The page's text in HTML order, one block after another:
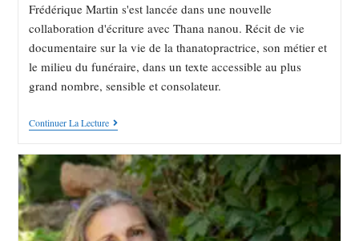
Frédérique Martin s'est lancée dans une nouvelle
collaboration d'écriture avec Thana nanou. Récit de vie
documentaire sur la vie de la thanatopractrice, son métier et
le milieu du funéraire, dans un texte accessible au plus
grand nombre, sensible et consolateur.
Continuer La Lecture